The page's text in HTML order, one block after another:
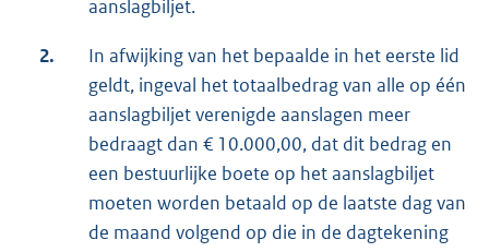
aanslagbiljet.
2.
In afwijking van het bepaalde in het eerste lid
geldt, ingeval het totaalbedrag van alle op één
aanslagbiljet verenigde aanslagen meer
bedraagt dan € 10.000,00, dat dit bedrag en
een bestuurlijke boete op het aanslagbiljet
moeten worden betaald op de laatste dag van
de maand volgend op die in de dagtekening